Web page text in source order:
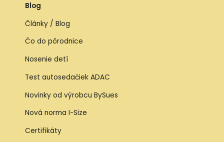
Blog
Články / Blog
Čo do pôrodnice
Nosenie detí
Test autosedačiek ADAC
Novinky od výrobcu BySues
Nová norma I-Size
Certifikáty